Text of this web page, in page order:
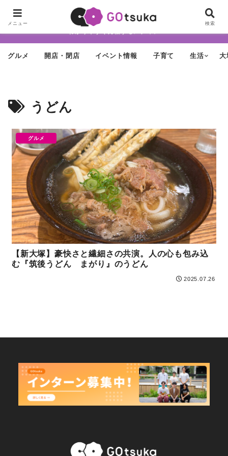
ちょっと怪しげだけど最近どんどん進化する街「大塚」の魅力を面白く・
グルメ 開店・閉店 イベント情報 子育て 生活 大
うどん
グルメ
【新大塚】豪快さと繊細さの共演。人の心も包み込
む『筑後うどん まがり』のうどん
2025.07.26
メニュー 検索